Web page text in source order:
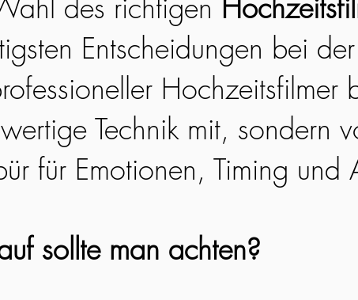
des richtigen
Entscheidungen bei
Hochzeitsfilmer
Technik mit, sondern
für Emotionen, Timing und
sollte man achten?